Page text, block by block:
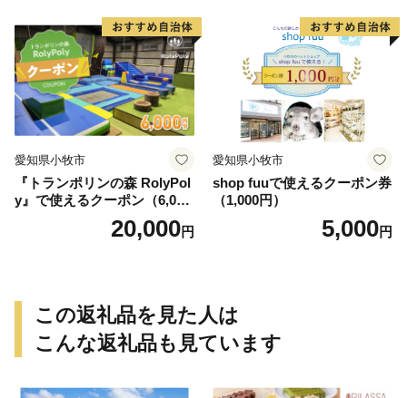
愛知県小牧市
『トランポリンの森 RolyPol
y』で使えるクーポン（6,000
20,000円
愛知県小牧市
shop fuuで使えるクーポン券
（1,000円）
5,000円
この返礼品を見た人は
こんな返礼品も見ています